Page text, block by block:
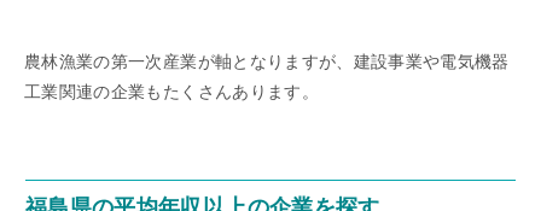
農林漁業の第一次産業が軸となりますが、建設事業や電気機器
工業関連の企業もたくさんあります。